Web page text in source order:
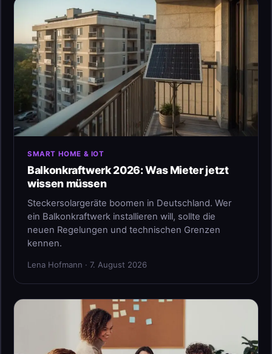
SMART HOME & IOT
Balkonkraftwerk 2026: Was Mieter jetzt
wissen müssen
Steckersolargeräte boomen in Deutschland. Wer
ein Balkonkraftwerk installieren will, sollte die
neuen Regelungen und technischen Grenzen
kennen.
Lena Hofmann · 7. August 2026